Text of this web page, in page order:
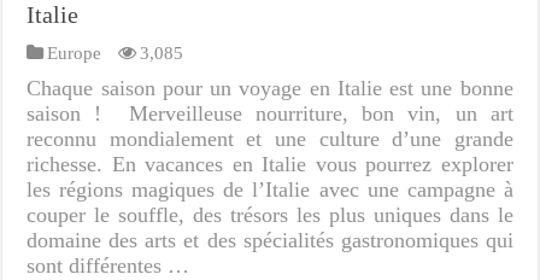
Italie
Europe 3,085
Chaque saison pour un voyage en Italie est une bonne
saison ! Merveilleuse nourriture, bon vin, un art
reconnu mondialement et une culture d’une grande
richesse. En vacances en Italie vous pourrez explorer
les régions magiques de l’Italie avec une campagne à
couper le souffle, des trésors les plus uniques dans le
domaine des arts et des spécialités gastronomiques qui
sont différentes …